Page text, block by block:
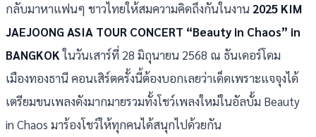
กลับมาหาแฟนๆ ชาวไทยให้สมความคิดถึงกันในงาน 2025 KIM
JAEJOONG ASIA TOUR CONCERT “Beauty in Chaos” in
BANGKOKในวันเสาร์ที่ 28 มิถุนายน 2568 ณ ธันเดอร์โดม
เมืองทองธานี คอนเสิร์ตครั้งนี้ต้องบอกเลยว่าเด็ดเพราะแจจุงได้
เตรียมขนเพลงดังมากมายรวมทั้งโชว์เพลงใหม่ในอัลบั้ม Beauty
in Chaos มาร้องโชว์ให้ทุกคนได้สนุกไปด้วยกัน